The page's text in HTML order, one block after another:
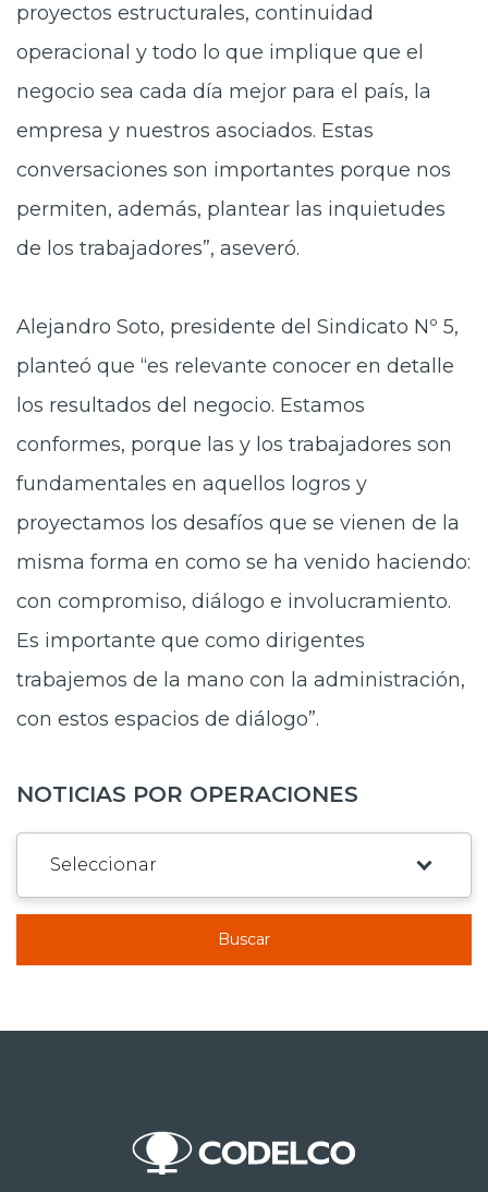
proyectos estructurales, continuidad
operacional y todo lo que implique que el
negocio sea cada día mejor para el país, la
empresa y nuestros asociados. Estas
conversaciones son importantes porque nos
permiten, además, plantear las inquietudes
de los trabajadores”, aseveró.
Alejandro Soto, presidente del Sindicato Nº 5,
planteó que “es relevante conocer en detalle
los resultados del negocio. Estamos
conformes, porque las y los trabajadores son
fundamentales en aquellos logros y
proyectamos los desafíos que se vienen de la
misma forma en como se ha venido haciendo:
con compromiso, diálogo e involucramiento.
Es importante que como dirigentes
trabajemos de la mano con la administración,
con estos espacios de diálogo”.
NOTICIAS POR OPERACIONES
Buscar